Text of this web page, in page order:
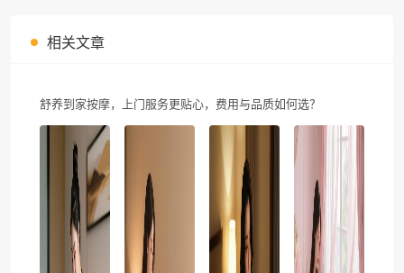
相关文章
舒养到家按摩，上门服务更贴心，费用与品质如何选？